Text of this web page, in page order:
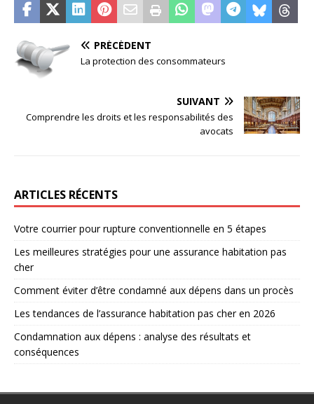
PRÉCÉDENT
La protection des consommateurs
SUIVANT
Comprendre les droits et les responsabilités des
avocats
ARTICLES RÉCENTS
Votre courrier pour rupture conventionnelle en 5 étapes
Les meilleures stratégies pour une assurance habitation pas
cher
Comment éviter d’être condamné aux dépens dans un procès
Les tendances de l’assurance habitation pas cher en 2026
Condamnation aux dépens : analyse des résultats et
conséquences